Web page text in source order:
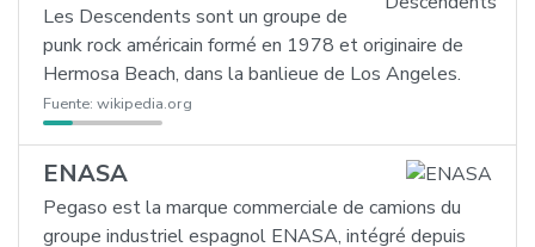
Les Descendents sont un groupe de
punk rock américain formé en 1978 et originaire de
Hermosa Beach, dans la banlieue de Los Angeles.
Fuente: wikipedia.org
ENASA
Pegaso est la marque commerciale de camions du
groupe industriel espagnol ENASA, intégré depuis